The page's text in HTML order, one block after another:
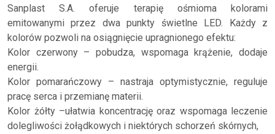
Sanplast S.A. oferuje terapię ośmioma kolorami
emitowanymi przez dwa punkty świetlne LED. Każdy z
kolorów pozwoli na osiągnięcie upragnionego efektu:
Kolor czerwony – pobudza, wspomaga krążenie, dodaje
energii.
Kolor pomarańczowy – nastraja optymistycznie, reguluje
pracę serca i przemianę materii.
Kolor żółty –ułatwia koncentrację oraz wspomaga leczenie
dolegliwości żołądkowych i niektórych schorzeń skórnych,